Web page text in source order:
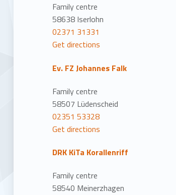
Family centre
58638 Iserlohn
02371 31331
Get directions
Ev. FZ Johannes Falk
Family centre
58507 Lüdenscheid
02351 53328
Get directions
DRK KiTa Korallenriff
Family centre
58540 Meinerzhagen